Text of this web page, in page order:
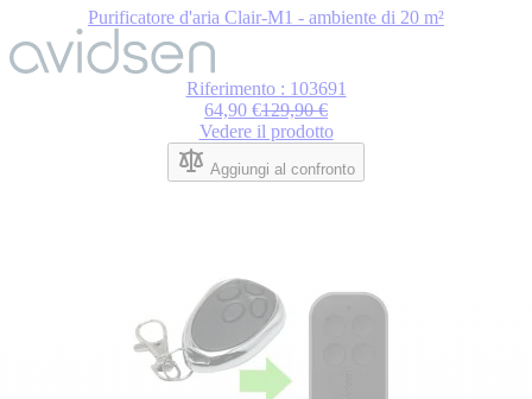
Purificatore d'aria Clair-M1 - ambiente di 20 m²
Riferimento : 103691
64,90 €129,90 €
Vedere il prodotto
Aggiungi al confronto